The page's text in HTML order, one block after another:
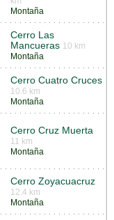
Montaña
Cerro Las
Mancueras 10 km
Montaña
Cerro Cuatro Cruces
10.6 km
Montaña
Cerro Cruz Muerta
11 km
Montaña
Cerro Zoyacuacruz
12.4 km
Montaña